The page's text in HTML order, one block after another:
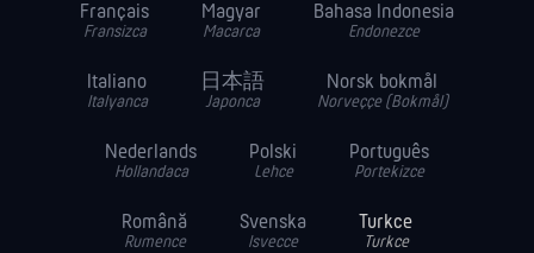
Français
Fransizca
Magyar
Macarca
Bahasa Indonesia
Endonezce
Italiano
Italyanca
日本語
Japonca
Norsk bokmål
Norveççe (Bokmål)
Nederlands
Hollandaca
Polski
Lehce
Português
Portekizce
Română
Rumence
Svenska
Isvecce
Turkce
Turkce